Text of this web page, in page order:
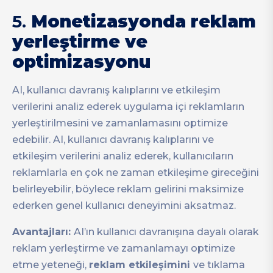
5. Monetizasyonda reklam
yerleştirme ve
optimizasyonu
AI, kullanıcı davranış kalıplarını ve etkileşim
verilerini analiz ederek uygulama içi reklamların
yerleştirilmesini ve zamanlamasını optimize
edebilir. AI, kullanıcı davranış kalıplarını ve
etkileşim verilerini analiz ederek, kullanıcıların
reklamlarla en çok ne zaman etkileşime gireceğini
belirleyebilir, böylece reklam gelirini maksimize
ederken genel kullanıcı deneyimini aksatmaz.
Avantajları: AI’ın kullanıcı davranışına dayalı olarak
reklam yerleştirme ve zamanlamayı optimize
etme yeteneği, reklam etkileşimini ve tıklama